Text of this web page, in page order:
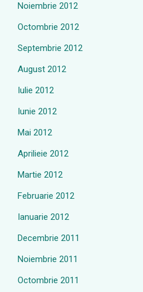
Noiembrie 2012
Octombrie 2012
Septembrie 2012
August 2012
Iulie 2012
Iunie 2012
Mai 2012
Aprilieie 2012
Martie 2012
Februarie 2012
Ianuarie 2012
Decembrie 2011
Noiembrie 2011
Octombrie 2011